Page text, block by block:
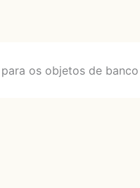
os objetos de